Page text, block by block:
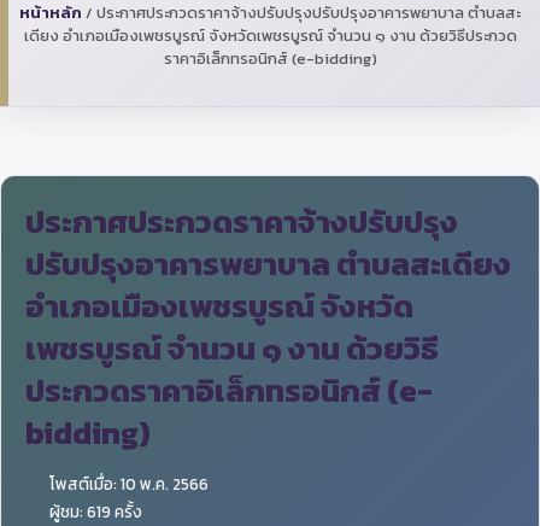
หน้าหลัก / ประกาศประกวดราคาจ้างปรับปรุงปรับปรุงอาคารพยาบาล ตำบลสะ
เดียง อำเภอเมืองเพชรบูรณ์ จังหวัดเพชรบูรณ์ จำนวน ๑ งาน ด้วยวิธีประกวด
ราคาอิเล็กทรอนิกส์ (e-bidding)
ประกาศประกวดราคาจ้างปรับปรุง
ปรับปรุงอาคารพยาบาล ตำบลสะเดียง
อำเภอเมืองเพชรบูรณ์ จังหวัด
เพชรบูรณ์ จำนวน ๑ งาน ด้วยวิธี
ประกวดราคาอิเล็กทรอนิกส์ (e-
bidding)
โพสต์เมื่อ: 10 พ.ค. 2566
ผู้ชม: 619 ครั้ง